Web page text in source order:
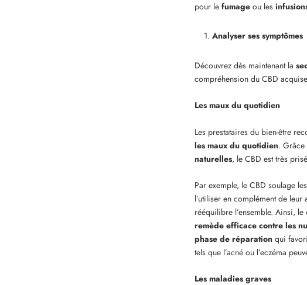
pour le fumage ou les
Analyser ses symptômes
Découvrez dès maintenant la
compréhension du CBD
Les maux du quotidien
Les prestataires du bien-être
les maux du quotidien. Grâce
naturelles, le CBD est très
Par exemple, le CBD soulage les
l’utiliser en complément de
rééquilibre l’ensemble. Ainsi, le
remède efficace contre les
phase de réparation qui
tels que l’acné ou l’eczéma
Les maladies graves